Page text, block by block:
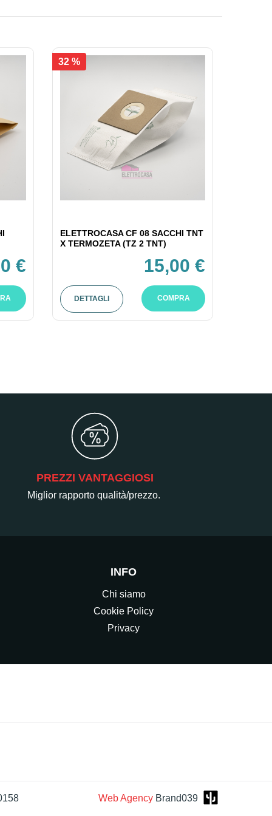
€
32 %
ELETTROCASA CF 08 SACCHI TNT
X TERMOZETA (TZ 2 TNT)
15,00 €
DETTAGLI COMPRA
PREZZI VANTAGGIOSI
Miglior rapporto qualità/prezzo.
INFO
Chi siamo
Cookie Policy
Privacy
Web AgencyBrand039